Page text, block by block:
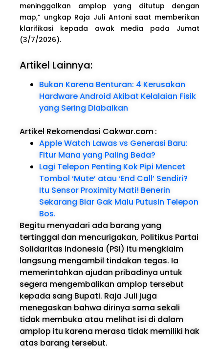
meninggalkan amplop yang ditutup dengan
map,” ungkap Raja Juli Antoni saat memberikan
klarifikasi kepada awak media pada Jumat
(3/7/2026).
Artikel Lainnya:
Bukan Karena Benturan: 4 Kerusakan
Hardware Android Akibat Kelalaian Fisik
yang Sering Diabaikan
Artikel Rekomendasi Cakwar.com:
Apple Watch Lawas vs Generasi Baru:
Fitur Mana yang Paling Beda?
Lagi Telepon Penting Kok Pipi Mencet
Tombol ‘Mute’ atau ‘End Call’ Sendiri?
Itu Sensor Proximity Mati! Benerin
Sekarang Biar Gak Malu Putusin Telepon
Bos.
Begitu menyadari ada barang yang
tertinggal dan mencurigakan, Politikus Partai
Solidaritas Indonesia (PSI) itu mengklaim
langsung mengambil tindakan tegas. Ia
memerintahkan ajudan pribadinya untuk
segera mengembalikan amplop tersebut
kepada sang Bupati. Raja Juli juga
menegaskan bahwa dirinya sama sekali
tidak membuka atau melihat isi di dalam
amplop itu karena merasa tidak memiliki hak
atas barang tersebut.